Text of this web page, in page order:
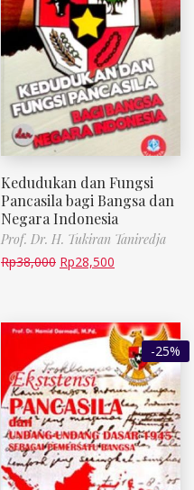
Kedudukan dan Fungsi
Pancasila bagi Bangsa dan
Negara Indonesia
Prof. Dr. H. Tukiran Taniredja
Rp38,000 Rp28,500
-25%